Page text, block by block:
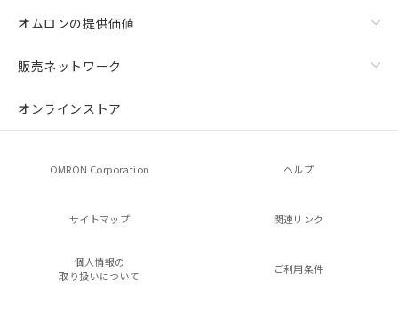
オムロンの提供価値
販売ネットワーク
オンラインストア
OMRON Corporation ヘルプ
サイトマップ 関連リンク
個人情報の
取り扱いについて
ご利用条件